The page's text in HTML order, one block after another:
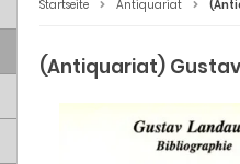
Startseite Antiquariat
(Antiquariat)